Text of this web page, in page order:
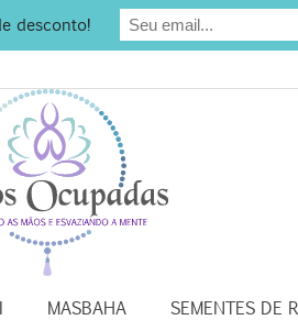
MASBAHA SEMENTES DE
desconto!